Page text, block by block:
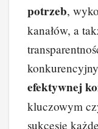
potrzeb,
kanałów, a
efektywnej
kluczowym
sukcesie